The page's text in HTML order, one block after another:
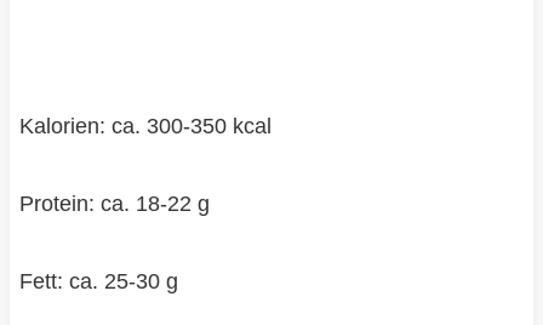
Kalorien: ca. 300-350 kcal
Protein: ca. 18-22 g
Fett: ca. 25-30 g